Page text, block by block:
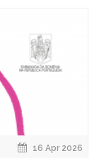
16 Apr 2026